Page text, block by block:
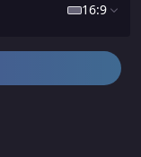
16:9
1:1